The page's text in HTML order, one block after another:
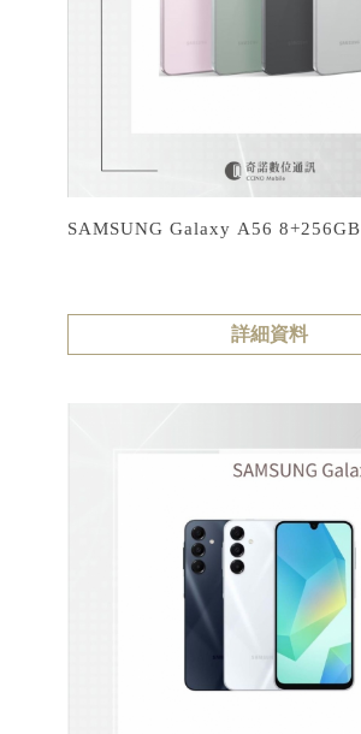
SAMSUNG Galaxy A56 8+256GB
詳細資料